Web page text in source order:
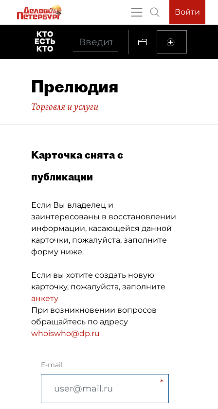
Войти
Прелюдия
Торговля и услуги
Карточка снята с
публикации
Если Вы владелец и
заинтересованы в восстановлении
информации, касающейся данной
карточки, пожалуйста, заполните
форму ниже.
Если вы хотите создать новую
карточку, пожалуйста, заполните
анкету
При возникновении вопросов
обращайтесь по адресу
whoiswho@dp.ru
E-mail